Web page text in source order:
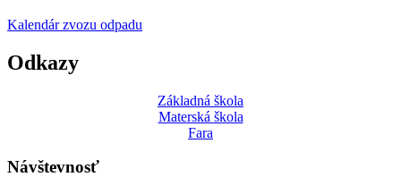
Kalendár zvozu odpadu
Odkazy
Základná škola
Materská škola
Fara
Návštevnosť